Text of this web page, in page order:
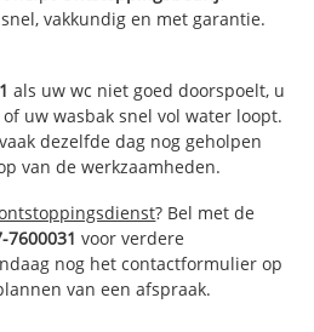
vakkundig en met garantie.
als uw wc niet goed doorspoelt, u
uw wasbak snel vol water loopt.
dezelfde dag nog geholpen
van de werkzaamheden.
? Bel met de
voor verdere
nog het contactformulier op
van een afspraak.